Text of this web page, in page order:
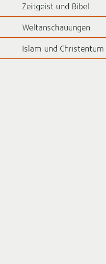
Zeitgeist und Bibel
Weltanschauungen
Islam und Christentum